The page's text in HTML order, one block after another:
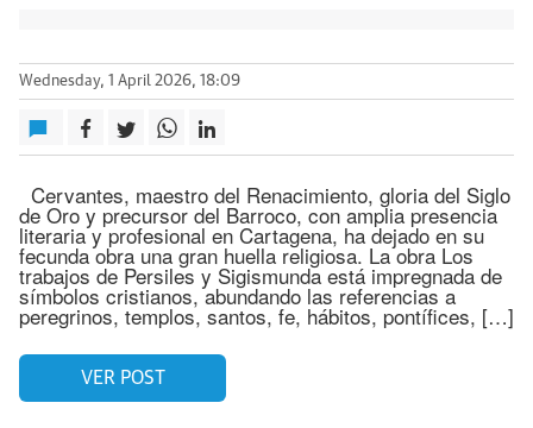
Wednesday, 1 April 2026, 18:09
Cervantes, maestro del Renacimiento, gloria del Siglo
de Oro y precursor del Barroco, con amplia presencia
literaria y profesional en Cartagena, ha dejado en su
fecunda obra una gran huella religiosa. La obra Los
trabajos de Persiles y Sigismunda está impregnada de
símbolos cristianos, abundando las referencias a
peregrinos, templos, santos, fe, hábitos, pontífices, […]
VER POST